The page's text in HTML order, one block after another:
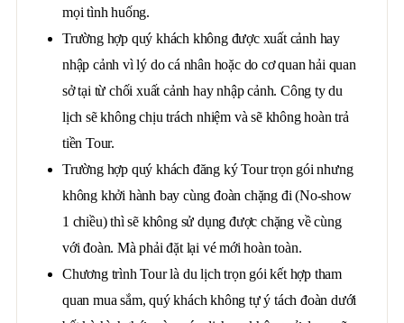
mọi tình huống.
Trường hợp quý khách không được xuất cảnh hay
nhập cảnh vì lý do cá nhân hoặc do cơ quan hải quan
sở tại từ chối xuất cảnh hay nhập cảnh. Công ty du
lịch sẽ không chịu trách nhiệm và sẽ không hoàn trả
tiền Tour.
Trường hợp quý khách đăng ký Tour trọn gói nhưng
không khởi hành bay cùng đoàn chặng đi (No-show
1 chiều) thì sẽ không sử dụng được chặng về cùng
với đoàn. Mà phải đặt lại vé mới hoàn toàn.
Chương trình Tour là du lịch trọn gói kết hợp tham
quan mua sắm, quý khách không tự ý tách đoàn dưới